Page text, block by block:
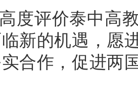
度评价泰中高
新的机遇，愿
合作，促进两